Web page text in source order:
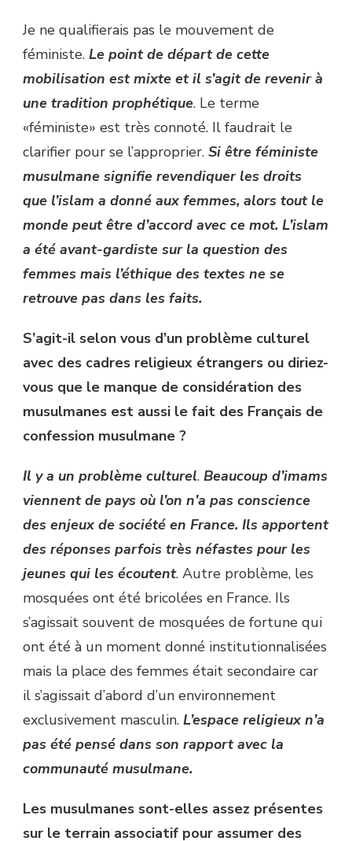
Je ne qualifierais pas le mouvement de
féministe. Le point de départ de cette
mobilisation est mixte et il s’agit de revenir à
une tradition prophétique. Le terme
«féministe» est très connoté. Il faudrait le
clarifier pour se l’approprier. Si être féministe
musulmane signifie revendiquer les droits
que l’islam a donné aux femmes, alors tout le
monde peut être d’accord avec ce mot. L’islam
a été avant-gardiste sur la question des
femmes mais l’éthique des textes ne se
retrouve pas dans les faits.
S’agit-il selon vous d’un problème culturel
avec des cadres religieux étrangers ou diriez-
vous que le manque de considération des
musulmanes est aussi le fait des Français de
confession musulmane ?
Il y a un problème culturel. Beaucoup d’imams
viennent de pays où l’on n’a pas conscience
des enjeux de société en France. Ils apportent
des réponses parfois très néfastes pour les
jeunes qui les écoutent. Autre problème, les
mosquées ont été bricolées en France. Ils
s’agissait souvent de mosquées de fortune qui
ont été à un moment donné institutionnalisées
mais la place des femmes était secondaire car
il s’agissait d’abord d’un environnement
exclusivement masculin. L’espace religieux n’a
pas été pensé dans son rapport avec la
communauté musulmane.
Les musulmanes sont-elles assez présentes
sur le terrain associatif pour assumer des